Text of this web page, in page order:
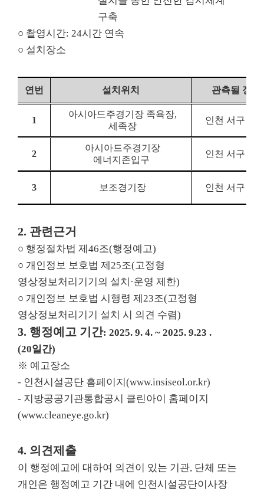
구축
○ 촬영시간: 24시간 연속
○ 설치장소
연번 설치위치 관측될 장소
1
아시아드주경기장 족욕장,
세족장
인천 서구 봉
2
아시아드주경기장
에너지존입구
인천 서구 봉
3 보조경기장 인천 서구 봉
2. 관련근거
○ 행정절차법 제46조(행정예고)
○ 개인정보 보호법 제25조(고정형
영상정보처리기기의 설치 ·운영 제한)
○ 개인정보 보호법 시행령 제23조(고정형
영상정보처리기기 설치 시 의견 수렴)
3. 행정예고 기간: 2025. 9. 4. ~ 2025. 9.23 .
(20일간)
※ 예고장소
- 인천시설공단 홈페이지(www.insiseol.or.kr)
- 지방공공기관통합공시 클린아이 홈페이지
(www.cleaneye.go.kr)
4. 의견제출
이 행정예고에 대하여 의견이 있는 기관, 단체 또는
개인은 행정예고 기간 내에 인천시설공단이사장